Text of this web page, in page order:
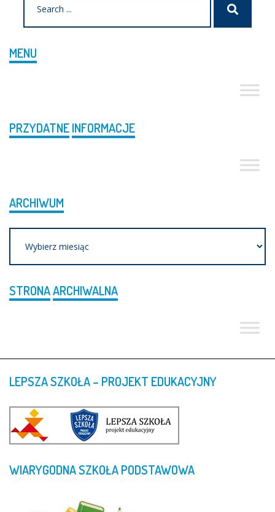
Szukaj
MENU
PRZYDATNEINFORMACJE
ARCHIWUM
STRONAARCHIWALNA
LEPSZASZKOŁA– PROJEKT EDUKACYJNY
WIARYGODNASZKOŁAPODSTAWOWA